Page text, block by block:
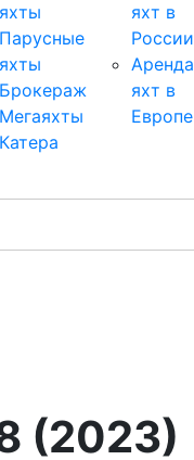
яхты
Парусные
яхты
Брокераж
Мегаяхты
Катера
яхт в
России
Аренда
яхт в
Европе
(2023)